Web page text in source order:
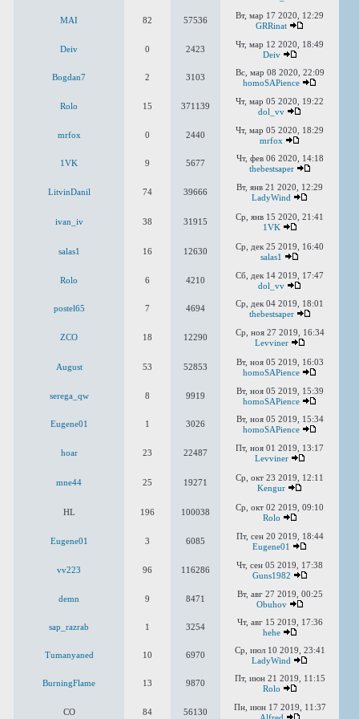
MAI 82 57536
Вт, мар 17 2020, 12:29
GRRinat
Deiv 0 2423
Чт, мар 12 2020, 18:49
Deiv
Bogdan7 2 3103
Вс, мар 08 2020, 22:09
homoSAPience
Rolo 15 371139
Чт, мар 05 2020, 19:22
dol_vv
mrfox 0 2440
Чт, мар 05 2020, 18:29
mrfox
1VK 9 5677
Чт, фев 06 2020, 14:18
thebestsaper
LitvinDanil 74 39666
Вт, янв 21 2020, 12:29
LadyWind
ivan_iv 38 31915
Ср, янв 15 2020, 21:41
1VK
salas1 16 12630
Ср, дек 25 2019, 16:40
salas1
Rolo 6 4210
Сб, дек 14 2019, 17:47
dol_vv
postel65 7 4694
Ср, дек 04 2019, 18:01
thebestsaper
ZCO 18 12290
Ср, ноя 27 2019, 16:34
Levviner
August 53 52853
Вт, ноя 05 2019, 16:03
homoSAPience
serega_qw 8 9919
Вт, ноя 05 2019, 15:39
homoSAPience
Eugene01 1 3026
Вт, ноя 05 2019, 15:34
homoSAPience
hoar 23 22487
Пт, ноя 01 2019, 13:17
Levviner
mne44 25 19271
Ср, окт 23 2019, 12:11
Kengur
HL 196 100038
Ср, окт 02 2019, 09:10
Rolo
Eugene01 3 6085
Пт, сен 20 2019, 18:44
Eugene01
vv223 96 116286
Чт, сен 05 2019, 17:38
Guns1982
demn 9 8471
Вт, авг 27 2019, 00:25
Obuhov
sap_razrab 1 3254
Чт, авг 15 2019, 17:36
hehe
Tumanyaned 10 6970
Ср, июл 10 2019, 23:41
LadyWind
BurningFlame 13 9870
Пт, июн 21 2019, 11:15
Rolo
CO 84 56130
Пн, июн 17 2019, 11:37